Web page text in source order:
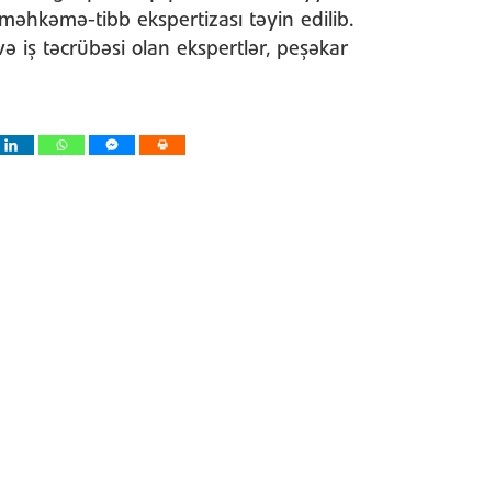
məhkəmə-tibb ekspertizası təyin edilib.
iş təcrübəsi olan ekspertlər, peşəkar